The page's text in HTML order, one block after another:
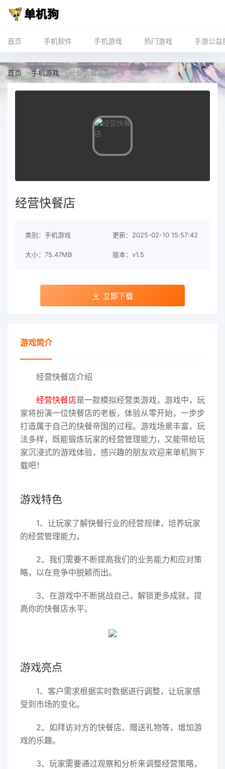
首页 手机软件 手机游戏 热门游戏 手游公益
首页 >手机游戏 >经营快餐店
经营快餐店
类别：手机游戏 更新：2025-02-10 15:57:42
大小：75.47MB 版本：v1.5
立即下载
游戏简介
经营快餐店介绍
经营快餐店是一款模拟经营类游戏，游戏中，玩
家将扮演一位快餐店的老板，体验从零开始，一步步
打造属于自己的快餐帝国的过程。游戏场景丰富，玩
法多样，既能锻炼玩家的经营管理能力，又能带给玩
家沉浸式的游戏体验，感兴趣的朋友欢迎来单机狗下
载吧！
游戏特色
1、让玩家了解快餐行业的经营规律，培养玩家
的经营管理能力。
2、我们需要不断提高我们的业务能力和应对策
略，以在竞争中脱颖而出。
3、在游戏中不断挑战自己，解锁更多成就，提
高你的快餐店水平。
游戏亮点
1、客户需求根据实时数据进行调整，让玩家感
受到市场的变化。
2、如拜访对方的快餐店、赠送礼物等，增加游
戏的乐趣。
3、玩家需要通过观察和分析来调整经营策略，